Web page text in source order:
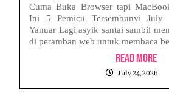
Cuma Buka Browser tapi
Ini 5 Pemicu Tersembunyi July
Yanuar Lagi asyik santai sambil
di peramban web untuk membaca
Read More
July 24, 2026